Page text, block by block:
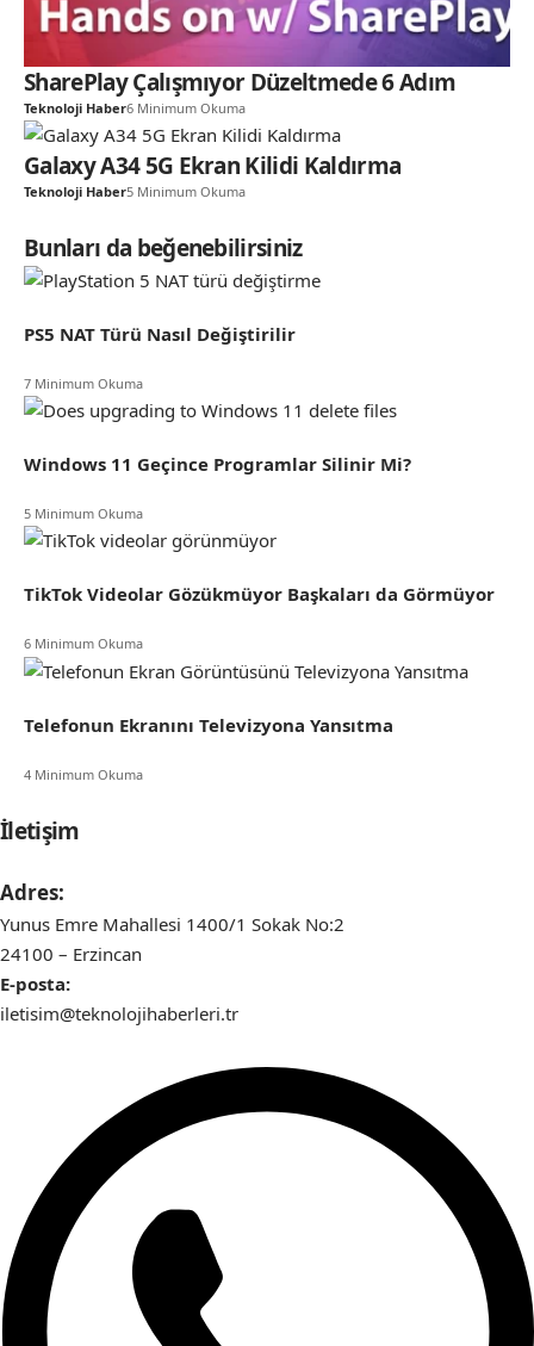
SharePlay Çalışmıyor Düzeltmede 6 Adım
Teknoloji Haber6 Minimum Okuma
Galaxy A34 5G Ekran Kilidi Kaldırma
Teknoloji Haber5 Minimum Okuma
Bunları da beğenebilirsiniz
PS5 NAT Türü Nasıl Değiştirilir
7 Minimum Okuma
Windows 11 Geçince Programlar Silinir Mi?
5 Minimum Okuma
TikTok Videolar Gözükmüyor Başkaları da Görmüyor
6 Minimum Okuma
Telefonun Ekranını Televizyona Yansıtma
4 Minimum Okuma
İletişim
Adres:
Yunus Emre Mahallesi 1400/1 Sokak No:2
24100 – Erzincan
E-posta:
iletisim@teknolojihaberleri.tr